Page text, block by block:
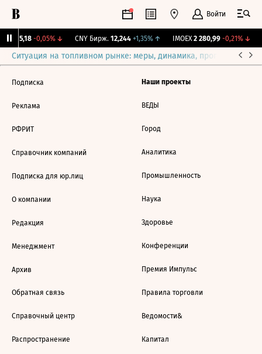
Войти
115,18 -0,05%↓ CNY Бирж. 12,244 +1,35%↑ IMOEX 2 280,99 -0,21%↓
Ситуация на топливном рынке: меры, динамика, прогнозы
Подписка
Реклама
РФРИТ
Справочник компаний
Подписка для юр.лиц
О компании
Редакция
Менеджмент
Архив
Обратная связь
Справочный центр
Распространение
Наши проекты
ВЕДЫ
Город
Аналитика
Промышленность
Наука
Здоровье
Конференции
Премия Импульс
Правила торговли
Ведомости&
Капитал